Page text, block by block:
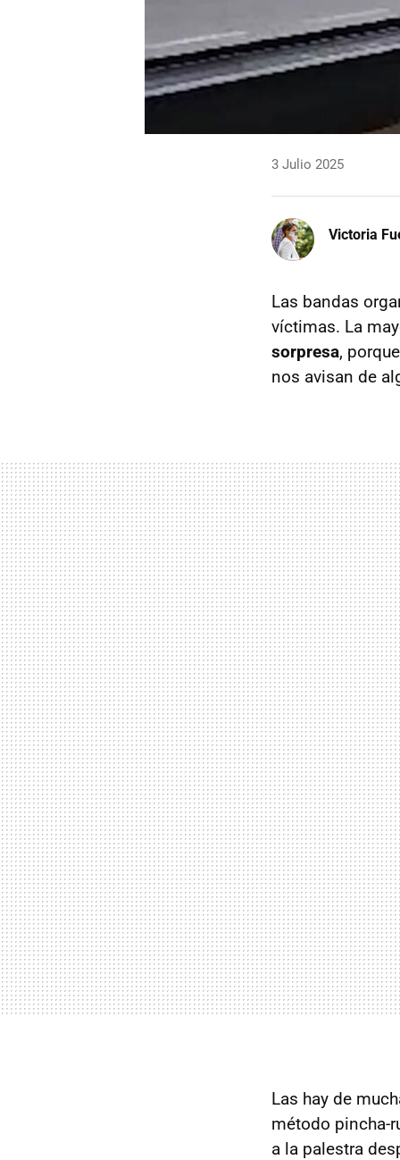
3 Julio 2025
Victoria
Las bandas
víctimas. La
sorpresa,
nos avisan de
Las hay de
método pincha-
a la palestra